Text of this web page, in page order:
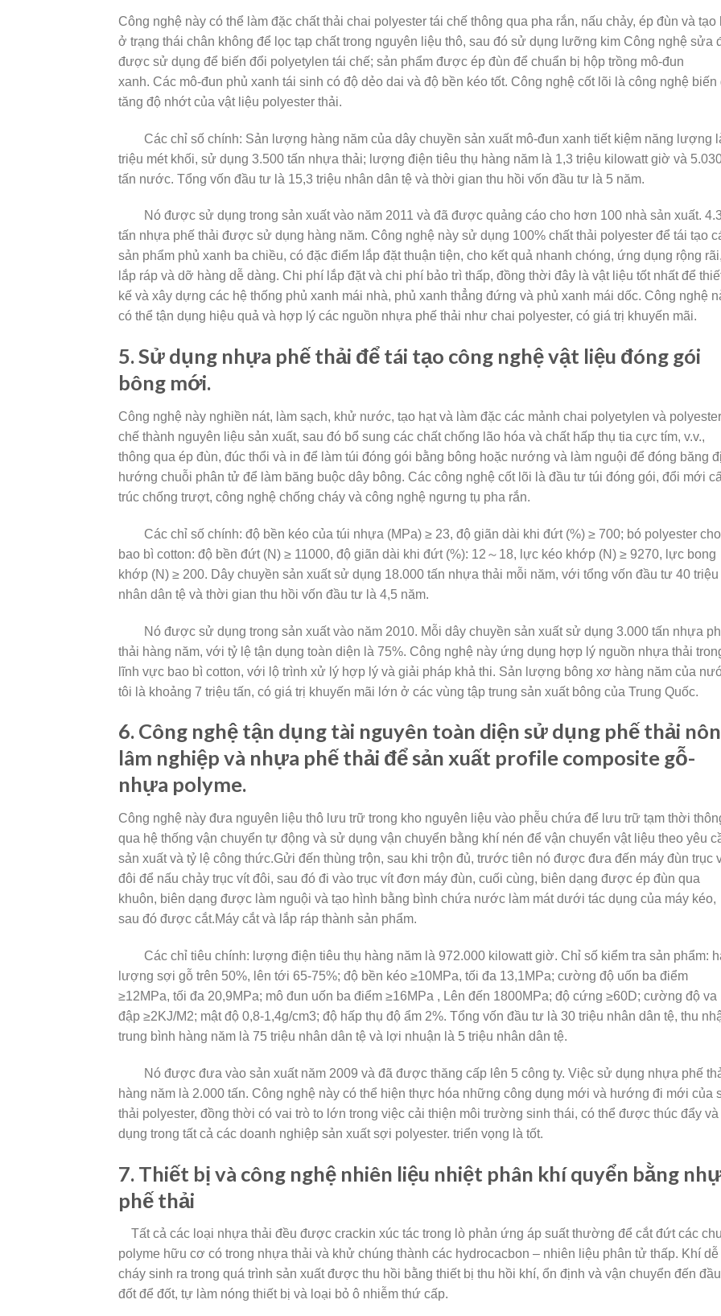
Công nghệ này có thể làm đặc chất thải chai polyester tái chế thông qua pha rắn, nấu chảy, ép đùn và tạo
ở trạng thái chân không để lọc tạp chất trong nguyên liệu thô, sau đó sử dụng lưỡng kim Công nghệ sửa
được sử dụng để biến đổi polyetylen tái chế; sản phẩm được ép đùn để chuẩn bị hộp trồng mô-đun
xanh. Các mô-đun phủ xanh tái sinh có độ dẻo dai và độ bền kéo tốt. Công nghệ cốt lõi là công nghệ biến
tăng độ nhớt của vật liệu polyester thải.
Các chỉ số chính: Sản lượng hàng năm của dây chuyền sản xuất mô-đun xanh tiết kiệm năng lượng
triệu mét khối, sử dụng 3.500 tấn nhựa thải; lượng điện tiêu thụ hàng năm là 1,3 triệu kilowatt giờ và
tấn nước. Tổng vốn đầu tư là 15,3 triệu nhân dân tệ và thời gian thu hồi vốn đầu tư là 5 năm.
Nó được sử dụng trong sản xuất vào năm 2011 và đã được quảng cáo cho hơn 100 nhà sản xuất.
tấn nhựa phế thải được sử dụng hàng năm. Công nghệ này sử dụng 100% chất thải polyester để tái tạo
sản phẩm phủ xanh ba chiều, có đặc điểm lắp đặt thuận tiện, cho kết quả nhanh chóng, ứng dụng rộng rãi,
lắp ráp và dỡ hàng dễ dàng. Chi phí lắp đặt và chi phí bảo trì thấp, đồng thời đây là vật liệu tốt nhất để
kế và xây dựng các hệ thống phủ xanh mái nhà, phủ xanh thẳng đứng và phủ xanh mái dốc. Công nghệ
có thể tận dụng hiệu quả và hợp lý các nguồn nhựa phế thải như chai polyester, có giá trị khuyến mãi.
5. Sử dụng nhựa phế thải để tái tạo công nghệ vật liệu đóng gói
bông mới.
Công nghệ này nghiền nát, làm sạch, khử nước, tạo hạt và làm đặc các mảnh chai polyetylen và
chế thành nguyên liệu sản xuất, sau đó bổ sung các chất chống lão hóa và chất hấp thụ tia cực tím, v.v.,
thông qua ép đùn, đúc thổi và in để làm túi đóng gói bằng bông hoặc nướng và làm nguội để đóng băng
hướng chuỗi phân tử để làm băng buộc dây bông. Các công nghệ cốt lõi là đầu tư túi đóng gói, đổi mới
trúc chống trượt, công nghệ chống cháy và công nghệ ngưng tụ pha rắn.
Các chỉ số chính: độ bền kéo của túi nhựa (MPa) ≥ 23, độ giãn dài khi đứt (%) ≥ 700; bó polyester cho
bao bì cotton: độ bền đứt (N) ≥ 11000, độ giãn dài khi đứt (%): 12～18, lực kéo khớp (N) ≥ 9270, lực bong
khớp (N) ≥ 200. Dây chuyền sản xuất sử dụng 18.000 tấn nhựa thải mỗi năm, với tổng vốn đầu tư 40 triệu
nhân dân tệ và thời gian thu hồi vốn đầu tư là 4,5 năm.
Nó được sử dụng trong sản xuất vào năm 2010. Mỗi dây chuyền sản xuất sử dụng 3.000 tấn nhựa
thải hàng năm, với tỷ lệ tận dụng toàn diện là 75%. Công nghệ này ứng dụng hợp lý nguồn nhựa thải
lĩnh vực bao bì cotton, với lộ trình xử lý hợp lý và giải pháp khả thi. Sản lượng bông xơ hàng năm của
tôi là khoảng 7 triệu tấn, có giá trị khuyến mãi lớn ở các vùng tập trung sản xuất bông của Trung Quốc.
6. Công nghệ tận dụng tài nguyên toàn diện sử dụng phế thải
lâm nghiệp và nhựa phế thải để sản xuất profile composite gỗ-
nhựa polyme.
Công nghệ này đưa nguyên liệu thô lưu trữ trong kho nguyên liệu vào phễu chứa để lưu trữ tạm thời
qua hệ thống vận chuyển tự động và sử dụng vận chuyển bằng khí nén để vận chuyển vật liệu theo yêu
sản xuất và tỷ lệ công thức.Gửi đến thùng trộn, sau khi trộn đủ, trước tiên nó được đưa đến máy đùn trục
đôi để nấu chảy trục vít đôi, sau đó đi vào trục vít đơn máy đùn, cuối cùng, biên dạng được ép đùn qua
khuôn, biên dạng được làm nguội và tạo hình bằng bình chứa nước làm mát dưới tác dụng của máy kéo,
sau đó được cắt.Máy cắt và lắp ráp thành sản phẩm.
Các chỉ tiêu chính: lượng điện tiêu thụ hàng năm là 972.000 kilowatt giờ. Chỉ số kiểm tra sản phẩm:
lượng sợi gỗ trên 50%, lên tới 65-75%; độ bền kéo ≥10MPa, tối đa 13,1MPa; cường độ uốn ba điểm
≥12MPa, tối đa 20,9MPa; mô đun uốn ba điểm ≥16MPa , Lên đến 1800MPa; độ cứng ≥60D; cường độ va
đập ≥2KJ/M2; mật độ 0,8-1,4g/cm3; độ hấp thụ độ ẩm 2%. Tổng vốn đầu tư là 30 triệu nhân dân tệ, thu
trung bình hàng năm là 75 triệu nhân dân tệ và lợi nhuận là 5 triệu nhân dân tệ.
Nó được đưa vào sản xuất năm 2009 và đã được thăng cấp lên 5 công ty. Việc sử dụng nhựa phế
hàng năm là 2.000 tấn. Công nghệ này có thể hiện thực hóa những công dụng mới và hướng đi mới của
thải polyester, đồng thời có vai trò to lớn trong việc cải thiện môi trường sinh thái, có thể được thúc đẩy và
dụng trong tất cả các doanh nghiệp sản xuất sợi polyester. triển vọng là tốt.
7. Thiết bị và công nghệ nhiên liệu nhiệt phân khí quyển bằng
phế thải
Tất cả các loại nhựa thải đều được crackin xúc tác trong lò phản ứng áp suất thường để cắt đứt các
polyme hữu cơ có trong nhựa thải và khử chúng thành các hydrocacbon – nhiên liệu phân tử thấp. Khí dễ
cháy sinh ra trong quá trình sản xuất được thu hồi bằng thiết bị thu hồi khí, ổn định và vận chuyển đến đầu
đốt để đốt, tự làm nóng thiết bị và loại bỏ ô nhiễm thứ cấp.